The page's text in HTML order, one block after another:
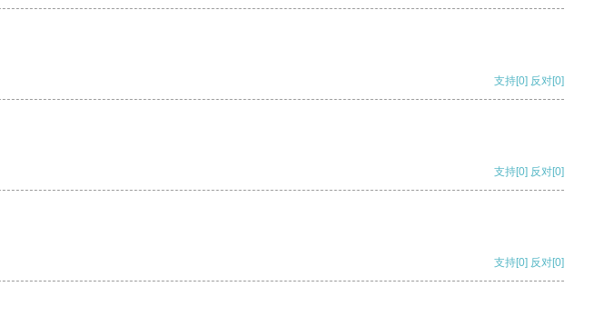
支持[0] 反对[0]
支持[0] 反对[0]
支持[0] 反对[0]